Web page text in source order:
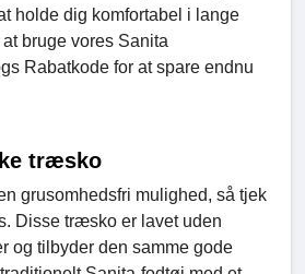
holde dig komfortabel i lange
bruge vores Sanita
Rabatkode for at spare endnu
træsko
grusomhedsfri mulighed, så tjek
Disse træsko er lavet uden
og tilbyder den samme gode